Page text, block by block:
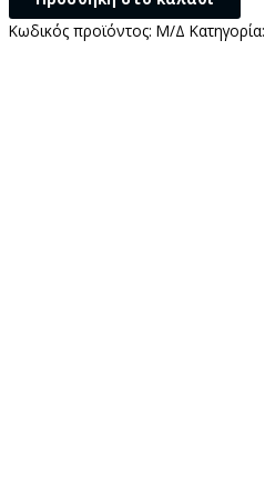
Κωδικός προϊόντος: Μ/Δ Κατηγορία: